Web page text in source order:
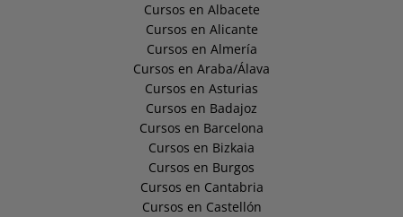
Cursos en Albacete
Cursos en Alicante
Cursos en Almería
Cursos en Araba/Álava
Cursos en Asturias
Cursos en Badajoz
Cursos en Barcelona
Cursos en Bizkaia
Cursos en Burgos
Cursos en Cantabria
Cursos en Castellón